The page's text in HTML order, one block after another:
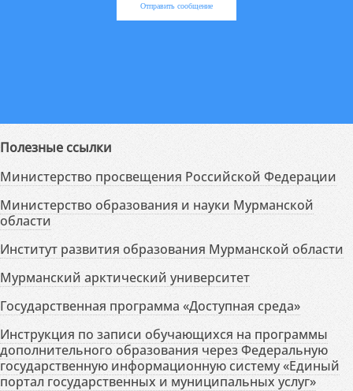
Отправить сообщение
Полезные ссылки
Министерство просвещения Российской Федерации
Министерство образования и науки Мурманской
области
Институт развития образования Мурманской области
Мурманский арктический университет
Государственная программа «Доступная среда»
Инструкция по записи обучающихся на программы
дополнительного образования через Федеральную
государственную информационную систему «Единый
портал государственных и муниципальных услуг»